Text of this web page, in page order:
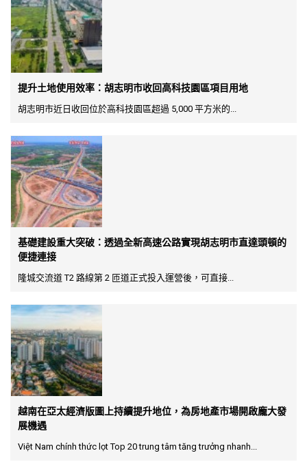
提升土地使用效率：胡志明市收回高科技園區項目用地
胡志明市近日收回位於高科技園區超過 5,000 平方米的...
基礎建設重大突破：透過全新高速公路實現胡志明市直達頭頓的
便捷連接
隆城交流道 T2 路線第 2 匝道正式投入運營後，可直接...
越南在亞太經濟版圖上持續提升地位，為房地產市場開啟龐大發
展機遇
Việt Nam chính thức lọt Top 20 trung tâm tăng trưởng nhanh...